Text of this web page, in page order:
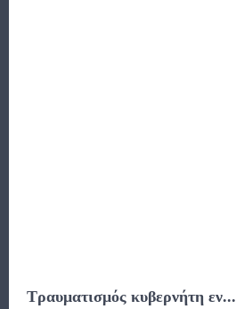
Τραυματισμός κυβερνήτη εν...